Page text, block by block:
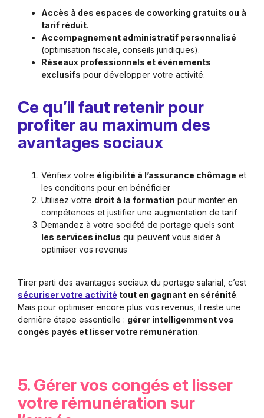
Accès à des espaces de coworking gratuits ou à
tarif réduit.
Accompagnement administratif personnalisé
(optimisation fiscale, conseils juridiques).
Réseaux professionnels et événements
exclusifs pour développer votre activité.
Ce qu’il faut retenir pour
profiter au maximum des
avantages sociaux
Vérifiez votre éligibilité à l’assurance chômage et
les conditions pour en bénéficier
Utilisez votre droit à la formation pour monter en
compétences et justifier une augmentation de tarif
Demandez à votre société de portage quels sont
les services inclus qui peuvent vous aider à
optimiser vos revenus
Tirer parti des avantages sociaux du portage salarial, c’est
sécuriser votre activité tout en gagnant en sérénité.
Mais pour optimiser encore plus vos revenus, il reste une
dernière étape essentielle : gérer intelligemment vos
congés payés et lisser votre rémunération.
5. Gérer vos congés et lisser
votre rémunération sur